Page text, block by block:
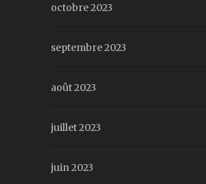
octobre 2023
septembre 2023
août 2023
juillet 2023
juin 2023